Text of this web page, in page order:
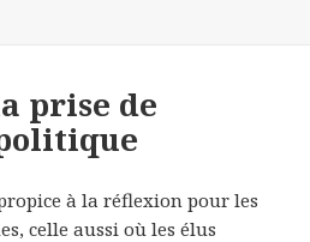
prise de
à la réflexion pour les
celle aussi où les élus